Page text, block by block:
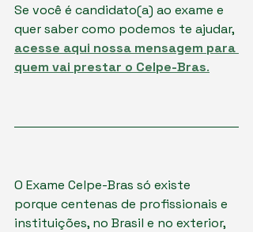
Se você é candidato(a) ao exame e
quer saber como podemos te ajudar,
acesse aqui nossa mensagem para
quem vai prestar o Celpe-Bras.
O Exame Celpe-Bras só existe
porque centenas de profissionais e
instituições, no Brasil e no exterior,